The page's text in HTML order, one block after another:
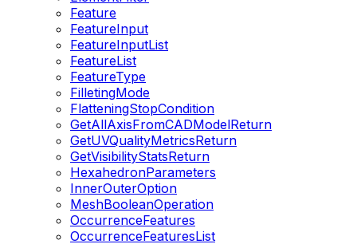
Feature
FeatureInput
FeatureInputList
FeatureList
FeatureType
FilletingMode
FlatteningStopCondition
GetAllAxisFromCADModelReturn
GetUVQualityMetricsReturn
GetVisibilityStatsReturn
HexahedronParameters
InnerOuterOption
MeshBooleanOperation
OccurrenceFeatures
OccurrenceFeaturesList